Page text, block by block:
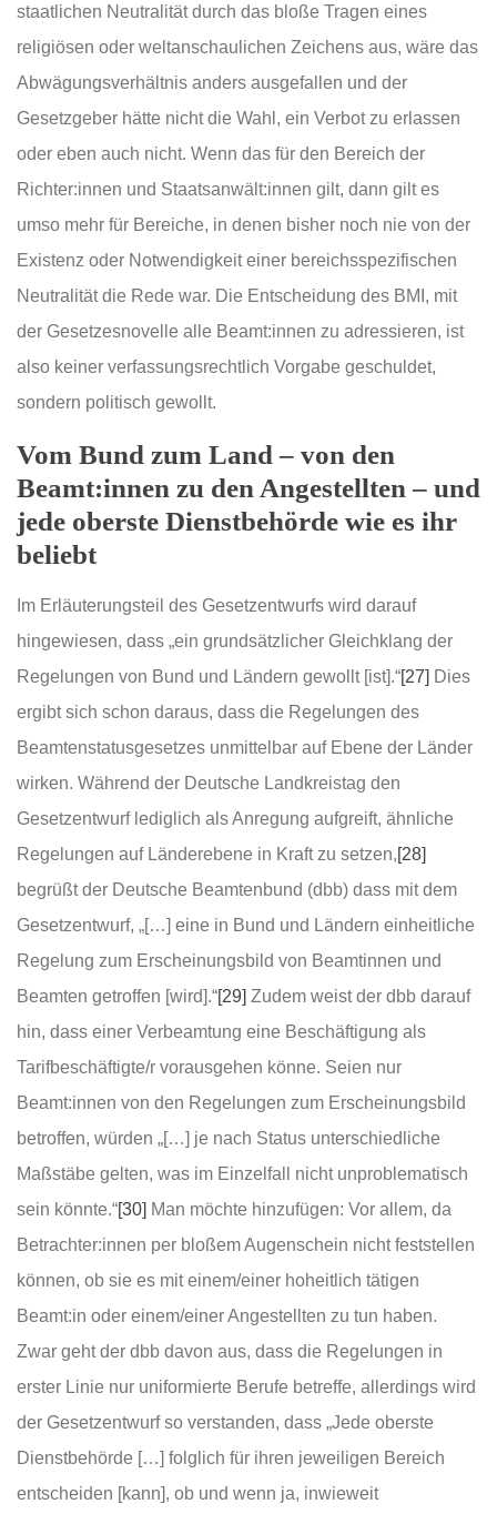
staatlichen Neutralität durch das bloße Tragen eines
religiösen oder weltanschaulichen Zeichens aus, wäre das
Abwägungsverhältnis anders ausgefallen und der
Gesetzgeber hätte nicht die Wahl, ein Verbot zu erlassen
oder eben auch nicht. Wenn das für den Bereich der
Richter:innen und Staatsanwält:innen gilt, dann gilt es
umso mehr für Bereiche, in denen bisher noch nie von der
Existenz oder Notwendigkeit einer bereichsspezifischen
Neutralität die Rede war. Die Entscheidung des BMI, mit
der Gesetzesnovelle alle Beamt:innen zu adressieren, ist
also keiner verfassungsrechtlich Vorgabe geschuldet,
sondern politisch gewollt.
Vom Bund zum Land – von den
Beamt:innen zu den Angestellten – und
jede oberste Dienstbehörde wie es ihr
beliebt
Im Erläuterungsteil des Gesetzentwurfs wird darauf
hingewiesen, dass „ein grundsätzlicher Gleichklang der
Regelungen von Bund und Ländern gewollt [ist].“[27] Dies
ergibt sich schon daraus, dass die Regelungen des
Beamtenstatusgesetzes unmittelbar auf Ebene der Länder
wirken. Während der Deutsche Landkreistag den
Gesetzentwurf lediglich als Anregung aufgreift, ähnliche
Regelungen auf Länderebene in Kraft zu setzen,[28]
begrüßt der Deutsche Beamtenbund (dbb) dass mit dem
Gesetzentwurf, „[…] eine in Bund und Ländern einheitliche
Regelung zum Erscheinungsbild von Beamtinnen und
Beamten getroffen [wird].“[29] Zudem weist der dbb darauf
hin, dass einer Verbeamtung eine Beschäftigung als
Tarifbeschäftigte/r vorausgehen könne. Seien nur
Beamt:innen von den Regelungen zum Erscheinungsbild
betroffen, würden „[…] je nach Status unterschiedliche
Maßstäbe gelten, was im Einzelfall nicht unproblematisch
sein könnte.“[30] Man möchte hinzufügen: Vor allem, da
Betrachter:innen per bloßem Augenschein nicht feststellen
können, ob sie es mit einem/einer hoheitlich tätigen
Beamt:in oder einem/einer Angestellten zu tun haben.
Zwar geht der dbb davon aus, dass die Regelungen in
erster Linie nur uniformierte Berufe betreffe, allerdings wird
der Gesetzentwurf so verstanden, dass „Jede oberste
Dienstbehörde […] folglich für ihren jeweiligen Bereich
entscheiden [kann], ob und wenn ja, inwieweit